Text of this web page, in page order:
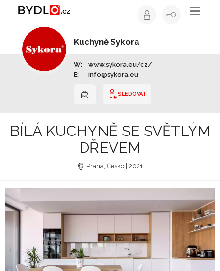
Toggle
Kuchyně Sykora
W:
www.sykora.eu/cz/
E:
info@sykora.eu
SLEDOVAT
BÍLÁ KUCHYNĚ SE SVĚTLÝM
DŘEVEM
Praha, Česko | 2021